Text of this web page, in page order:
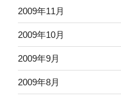
2009年11月
2009年10月
2009年9月
2009年8月